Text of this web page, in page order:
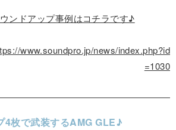
ンドアップ事例はコチラです♪
www.soundpro.jp/news/index.php?id
=1030
4枚で武装するAMG GLE♪